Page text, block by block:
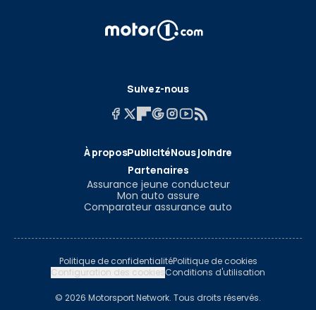
Suivez-nous
À proposPublicitéNous joindre
Partenaires
Assurance jeune conducteur
Mon auto assure
Comparateur assurance auto
Politique de confidentialitéPolitique de cookies
Configuration des cookiesConditions d'utilisation
© 2026 Motorsport Network. Tous droits réservés.